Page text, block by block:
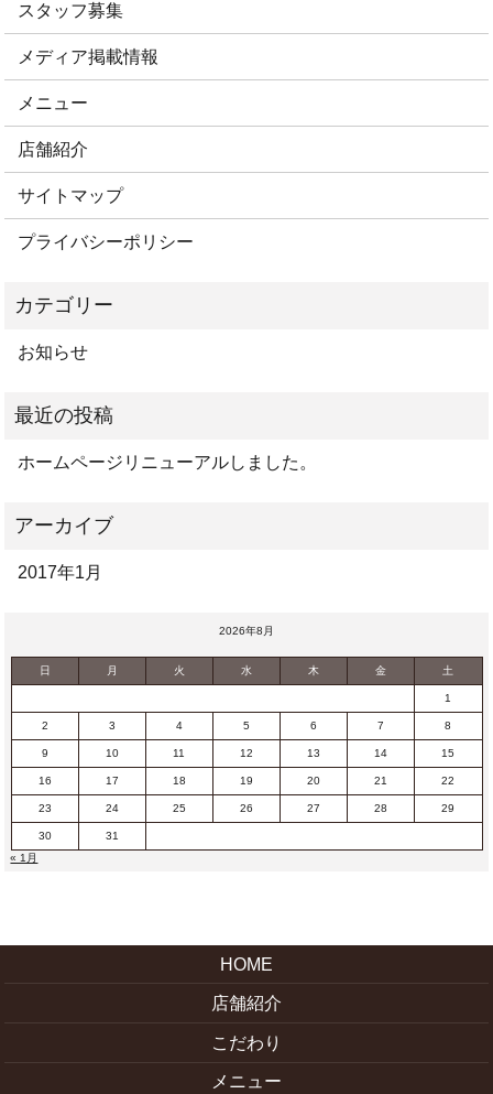
スタッフ募集
メディア掲載情報
メニュー
店舗紹介
サイトマップ
プライバシーポリシー
お知らせ
ホームページリニューアルしました。
2017年1月
2026年8月
日 月 火 水 木 金 土
1
2 3 4 5 6 7 8
9 10 11 12 13 14 15
16 17 18 19 20 21 22
23 24 25 26 27 28 29
30
31
« 1月
HOME
店舗紹介
こだわり
メニュー